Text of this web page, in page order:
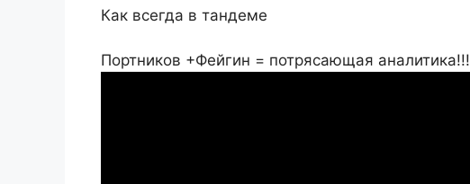
Как всегда в тандеме
Портников +Фейгин = потрясающая аналитика!!!